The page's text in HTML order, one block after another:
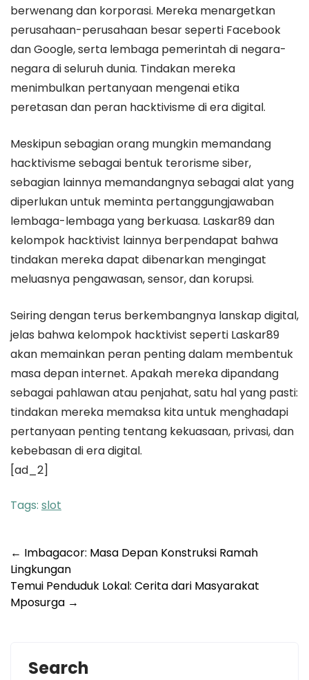
berwenang dan korporasi. Mereka menargetkan
perusahaan-perusahaan besar seperti Facebook
dan Google, serta lembaga pemerintah di negara-
negara di seluruh dunia. Tindakan mereka
menimbulkan pertanyaan mengenai etika
peretasan dan peran hacktivisme di era digital.
Meskipun sebagian orang mungkin memandang
hacktivisme sebagai bentuk terorisme siber,
sebagian lainnya memandangnya sebagai alat yang
diperlukan untuk meminta pertanggungjawaban
lembaga-lembaga yang berkuasa. Laskar89 dan
kelompok hacktivist lainnya berpendapat bahwa
tindakan mereka dapat dibenarkan mengingat
meluasnya pengawasan, sensor, dan korupsi.
Seiring dengan terus berkembangnya lanskap digital,
jelas bahwa kelompok hacktivist seperti Laskar89
akan memainkan peran penting dalam membentuk
masa depan internet. Apakah mereka dipandang
sebagai pahlawan atau penjahat, satu hal yang pasti:
tindakan mereka memaksa kita untuk menghadapi
pertanyaan penting tentang kekuasaan, privasi, dan
kebebasan di era digital.
[ad_2]
Tags: slot
Post
navigation
← Imbagacor: Masa Depan Konstruksi Ramah
Lingkungan
Temui Penduduk Lokal: Cerita dari Masyarakat
Mposurga →
Search